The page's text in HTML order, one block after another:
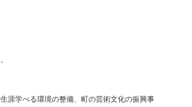
涯学べる環境の整備、町の芸術文化の振興事